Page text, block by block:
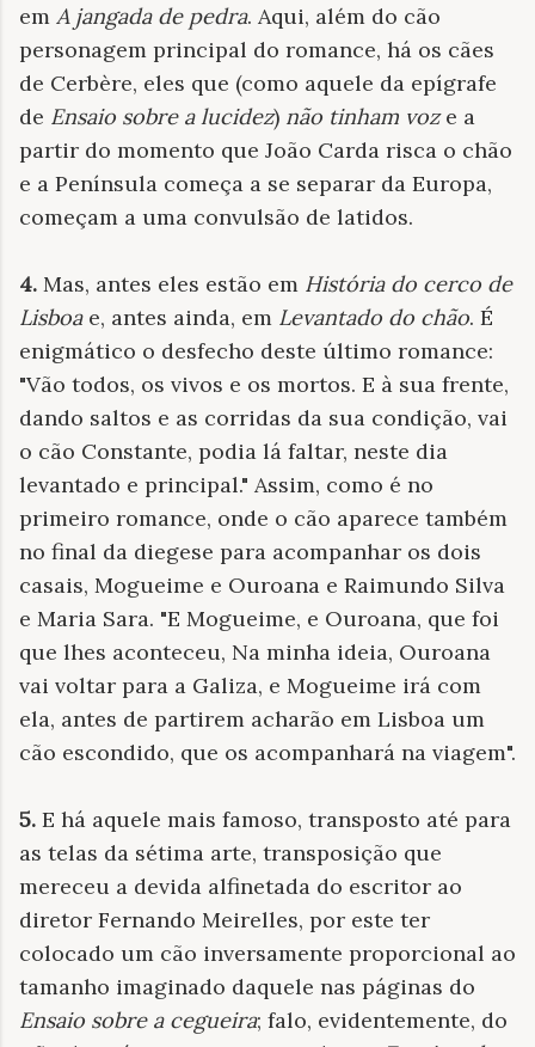
em A jangada de pedra. Aqui, além do cão
personagem principal do romance, há os cães
de Cerbère, eles que (como aquele da epígrafe
de Ensaio sobre a lucidez) não tinham voze a
partir do momento que João Carda risca o chão
e a Península começa a se separar da Europa,
começam a uma convulsão de latidos.
4. Mas, antes eles estão em História do cerco de
Lisboae, antes ainda, em Levantado do chão. É
enigmático o desfecho deste último romance:
"Vão todos, os vivos e os mortos. E à sua frente,
dando saltos e as corridas da sua condição, vai
o cão Constante, podia lá faltar, neste dia
levantado e principal." Assim, como é no
primeiro romance, onde o cão aparece também
no final da diegese para acompanhar os dois
casais, Mogueime e Ouroana e Raimundo Silva
e Maria Sara. "E Mogueime, e Ouroana, que foi
que lhes aconteceu, Na minha ideia, Ouroana
vai voltar para a Galiza, e Mogueime irá com
ela, antes de partirem acharão em Lisboa um
cão escondido, que os acompanhará na viagem".
5. E há aquele mais famoso, transposto até para
as telas da sétima arte, transposição que
mereceu a devida alfinetada do escritor ao
diretor Fernando Meirelles, por este ter
colocado um cão inversamente proporcional ao
tamanho imaginado daquele nas páginas do
Ensaio sobre a cegueira; falo, evidentemente, do